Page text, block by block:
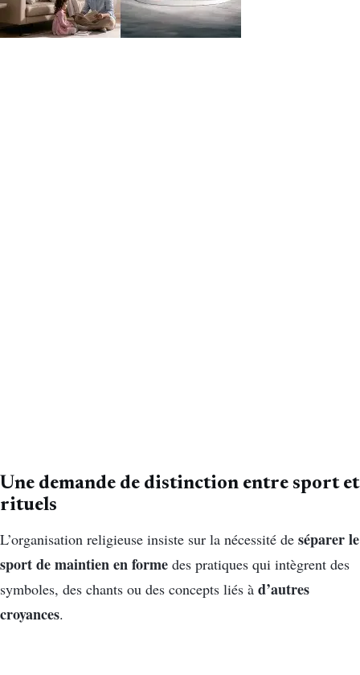
Une demande de distinction entre sport et
rituels
L’organisation religieuse insiste sur la nécessité de séparer le
sport de maintien en forme des pratiques qui intègrent des
symboles, des chants ou des concepts liés à d’autres
croyances.